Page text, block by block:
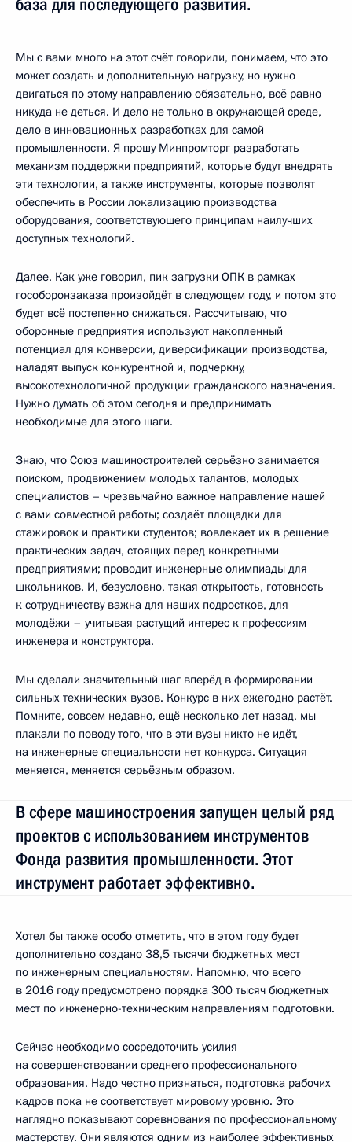
база для последующего развития.
Мы с вами много на этот счёт говорили, понимаем, что это
может создать и дополнительную нагрузку, но нужно
двигаться по этому направлению обязательно, всё равно
никуда не деться. И дело не только в окружающей среде,
дело в инновационных разработках для самой
промышленности. Я прошу Минпромторг разработать
механизм поддержки предприятий, которые будут внедрять
эти технологии, а также инструменты, которые позволят
обеспечить в России локализацию производства
оборудования, соответствующего принципам наилучших
доступных технологий.
Далее. Как уже говорил, пик загрузки ОПК в рамках
гособоронзаказа произойдёт в следующем году, и потом это
будет всё постепенно снижаться. Рассчитываю, что
оборонные предприятия используют накопленный
потенциал для конверсии, диверсификации производства,
наладят выпуск конкурентной и, подчеркну,
высокотехнологичной продукции гражданского назначения.
Нужно думать об этом сегодня и предпринимать
необходимые для этого шаги.
Знаю, что Союз машиностроителей серьёзно занимается
поиском, продвижением молодых талантов, молодых
специалистов – чрезвычайно важное направление нашей
с вами совместной работы; создаёт площадки для
стажировок и практики студентов; вовлекает их в решение
практических задач, стоящих перед конкретными
предприятиями; проводит инженерные олимпиады для
школьников. И, безусловно, такая открытость, готовность
к сотрудничеству важна для наших подростков, для
молодёжи – учитывая растущий интерес к профессиям
инженера и конструктора.
Мы сделали значительный шаг вперёд в формировании
сильных технических вузов. Конкурс в них ежегодно растёт.
Помните, совсем недавно, ещё несколько лет назад, мы
плакали по поводу того, что в эти вузы никто не идёт,
на инженерные специальности нет конкурса. Ситуация
меняется, меняется серьёзным образом.
В сфере машиностроения запущен целый ряд
проектов с использованием инструментов
Фонда развития промышленности. Этот
инструмент работает эффективно.
Хотел бы также особо отметить, что в этом году будет
дополнительно создано 38,5 тысячи бюджетных мест
по инженерным специальностям. Напомню, что всего
в 2016 году предусмотрено порядка 300 тысяч бюджетных
мест по инженерно-техническим направлениям подготовки.
Сейчас необходимо сосредоточить усилия
на совершенствовании среднего профессионального
образования. Надо честно признаться, подготовка рабочих
кадров пока не соответствует мировому уровню. Это
наглядно показывают соревнования по профессиональному
мастерству. Они являются одним из наиболее эффективных